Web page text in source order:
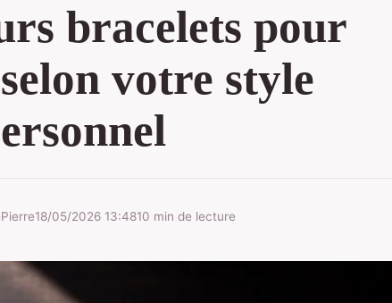
bracelets pour
votre style
18/05/2026 13:4810 min de lecture